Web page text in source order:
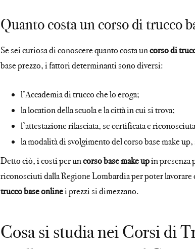
Quanto costa un corso di trucco
Se sei curiosa di conoscere quanto costa uncorso di
base prezzo, i fattori determinanti sono diversi:
l’Accademia di trucco che lo eroga;
la location della scuola e la città in cui si trova;
l’attestazione rilasciata, se certificata e
la modalità di svolgimento del corso base make
Detto ciò, i costi per uncorso base make upin presenza
riconosciuti dalla Regione Lombardia per poter
trucco base onlinei prezzi si dimezzano.
Cosa si studia nei Corsi di